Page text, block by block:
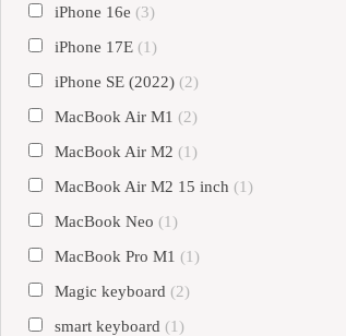
iPhone 16e (3)
iPhone 17E (1)
iPhone SE (2022) (2)
MacBook Air M1 (2)
MacBook Air M2 (1)
MacBook Air M2 15 inch (1)
MacBook Neo (1)
MacBook Pro M1 (1)
Magic keyboard (2)
smart keyboard (1)